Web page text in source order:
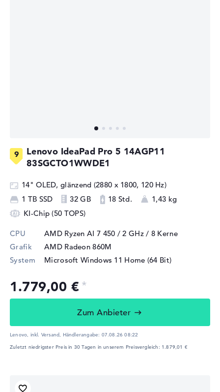
Lenovo IdeaPad Pro 5 14AGP11
83SGCTO1WWDE1
14" OLED, glänzend (2880 x 1800, 120 Hz)
1 TB SSD
32 GB 18 Std.
1,43 kg
KI-Chip (50 TOPS)
CPU AMD Ryzen AI 7 450 / 2 GHz/ 8 Kerne
Grafik
AMD Radeon 860M
System
Microsoft Windows 11 Home (64 Bit)
1.779,00 €
Zum Anbieter
Lenovo, inkl. Versand, Händlerangabe: 07.08.26 08:22
Zuletzt niedrigster Preis in 30 Tagen in unserem Preisvergleich: 1.879,01 €